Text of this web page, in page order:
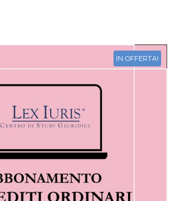
IN OFFERTA!